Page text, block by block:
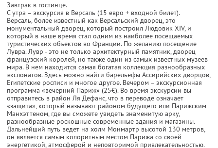
Завтрак в гостинце.
С утра – экскурсия в Версаль (15 евро + входной билет).
Версаль, более известный как Версальский дворец, это
монументальный дворец, который построил Людовик XIV, и
который в наше время стал одним из наиболее посещаемых
туристических объектов во Франции. По желанию посещение
Лувра. Лувр - это не только архитектурный памятник, дворец
французский королей, но также один из самых известных музеев
мира. В нем находится самая богатая коллекция разнообразных
экспонатов. Здесь можно найти барельефы Ассирийских дворцов,
Египетские росписи и многое другое. Вечером – экскурсионная
программа «вечерний Париж» (25€). Во время экскурсии вы
отправитесь в район Ля Дефанс, что в переводе означает
«защита», который называют районом будущего или Парижским
Манхэттеном, где вы сможете увидеть знаменитую арку,
разнообразные роскошные современные здания и магазины.
Дальнейший путь ведет на холм Монмартр высотой 130 метров,
он является самым колоритным местом Парижа со своей
энергетикой, атмосферой и неповторимой привлекательностью.